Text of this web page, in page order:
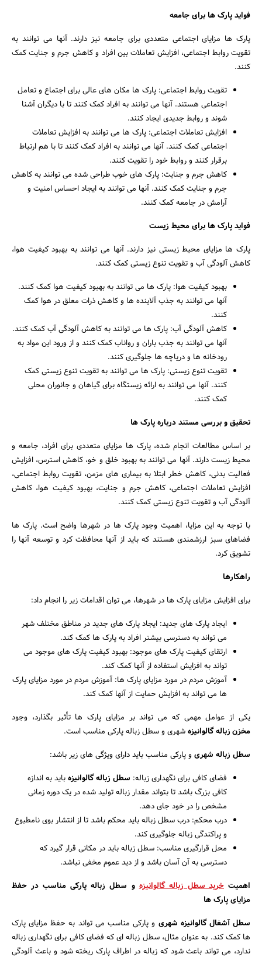
فواید پارک ها برای جامعه
پارک ها مزایای اجتماعی متعددی برای جامعه نیز دارند. آنها می توانند به
تقویت روابط اجتماعی، افزایش تعاملات بین افراد و کاهش جرم و جنایت کمک
کنند.
تقویت روابط اجتماعی: پارک ها مکان های عالی برای اجتماع و تعامل
اجتماعی هستند. آنها می توانند به افراد کمک کنند تا با دیگران آشنا
شوند و روابط جدیدی ایجاد کنند.
افزایش تعاملات اجتماعی: پارک ها می توانند به افزایش تعاملات
اجتماعی کمک کنند. آنها می توانند به افراد کمک کنند تا با هم ارتباط
برقرار کنند و روابط خود را تقویت کنند.
کاهش جرم و جنایت: پارک های خوب طراحی شده می توانند به کاهش
جرم و جنایت کمک کنند. آنها می توانند به ایجاد احساس امنیت و
آرامش در جامعه کمک کنند.
فواید پارک ها برای محیط زیست
پارک ها مزایای محیط زیستی نیز دارند. آنها می توانند به بهبود کیفیت هوا،
کاهش آلودگی آب و تقویت تنوع زیستی کمک کنند.
بهبود کیفیت هوا: پارک ها می توانند به بهبود کیفیت هوا کمک کنند.
آنها می توانند به جذب آلاینده ها و کاهش ذرات معلق در هوا کمک
کنند.
کاهش آلودگی آب: پارک ها می توانند به کاهش آلودگی آب کمک کنند.
آنها می توانند به جذب باران و رواناب کمک کنند و از ورود این مواد به
رودخانه ها و دریاچه ها جلوگیری کنند.
تقویت تنوع زیستی: پارک ها می توانند به تقویت تنوع زیستی کمک
کنند. آنها می توانند به ارائه زیستگاه برای گیاهان و جانوران محلی
کمک کنند.
تحقیق و بررسی مستند درباره پارک ها
بر اساس مطالعات انجام شده، پارک ها مزایای متعددی برای افراد، جامعه و
محیط زیست دارند. آنها می توانند به بهبود خلق و خو، کاهش استرس، افزایش
فعالیت بدنی، کاهش خطر ابتلا به بیماری های مزمن، تقویت روابط اجتماعی،
افزایش تعاملات اجتماعی، کاهش جرم و جنایت، بهبود کیفیت هوا، کاهش
آلودگی آب و تقویت تنوع زیستی کمک کنند.
با توجه به این مزایا، اهمیت وجود پارک ها در شهرها واضح است. پارک ها
فضاهای سبز ارزشمندی هستند که باید از آنها محافظت کرد و توسعه آنها را
تشویق کرد.
راهکارها
برای افزایش مزایای پارک ها در شهرها، می توان اقدامات زیر را انجام داد:
ایجاد پارک های جدید: ایجاد پارک های جدید در مناطق مختلف شهر
می تواند به دسترسی بیشتر افراد به پارک ها کمک کند.
ارتقای کیفیت پارک های موجود: بهبود کیفیت پارک های موجود می
تواند به افزایش استفاده از آنها کمک کند.
آموزش مردم در مورد مزایای پارک ها: آموزش مردم در مورد مزایای پارک
ها می تواند به افزایش حمایت از آنها کمک کند.
یکی از عوامل مهمی که می تواند بر مزایای پارک ها تأثیر بگذارد، وجود
مخزن زباله گالوانیزهشهری و سطل زباله پارکی مناسب است.
سطل زباله شهریو پارکی مناسب باید دارای ویژگی های زیر باشد:
فضای کافی برای نگهداری زباله: سطل زباله گالوانیزهباید به اندازه
کافی بزرگ باشد تا بتواند مقدار زباله تولید شده در یک دوره زمانی
مشخص را در خود جای دهد.
درب محکم: درب سطل زباله باید محکم باشد تا از انتشار بوی نامطبوع
و پراکندگی زباله جلوگیری کند.
محل قرارگیری مناسب: سطل زباله باید در مکانی قرار گیرد که
دسترسی به آن آسان باشد و از دید عموم مخفی نباشد.
اهمیتخرید سطل زباله گالوانیزهو سطل زباله پارکی مناسب در حفظ
مزایای پارک ها
سطل آشغال گالوانیزه شهری و پارکی مناسب می تواند به حفظ مزایای پارک
ها کمک کند. به عنوان مثال، سطل زباله ای که فضای کافی برای نگهداری زباله
ندارد، می تواند باعث شود که زباله در اطراف پارک ریخته شود و باعث آلودگی